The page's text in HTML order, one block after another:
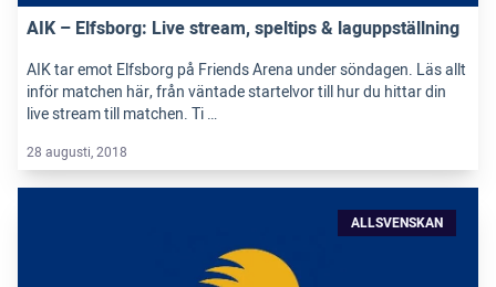
AIK – Elfsborg: Live stream, speltips & laguppställning
AIK tar emot Elfsborg på Friends Arena under söndagen. Läs allt
inför matchen här, från väntade startelvor till hur du hittar din
live stream till matchen. Ti …
28 augusti, 2018
ALLSVENSKAN